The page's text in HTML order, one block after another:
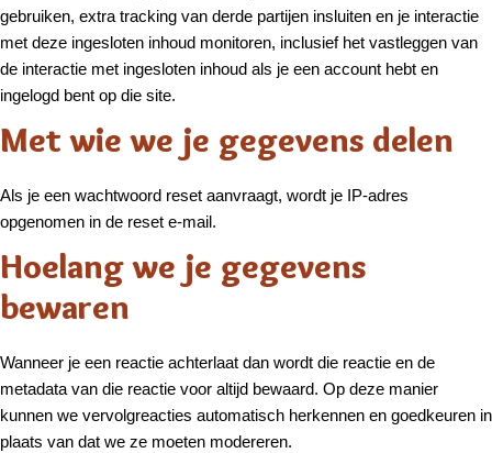
gebruiken, extra tracking van derde partijen insluiten en je interactie
met deze ingesloten inhoud monitoren, inclusief het vastleggen van
de interactie met ingesloten inhoud als je een account hebt en
ingelogd bent op die site.
Met wie we je gegevens delen
Als je een wachtwoord reset aanvraagt, wordt je IP-adres
opgenomen in de reset e-mail.
Hoelang we je gegevens
bewaren
Wanneer je een reactie achterlaat dan wordt die reactie en de
metadata van die reactie voor altijd bewaard. Op deze manier
kunnen we vervolgreacties automatisch herkennen en goedkeuren in
plaats van dat we ze moeten modereren.